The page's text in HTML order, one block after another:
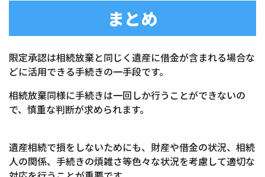
まとめ
限定承認は相続放棄と同じく遺産に借金が含まれる場合な
どに活用できる手続きの一手段です。
相続放棄同様に手続きは一回しか行うことができないの
で、慎重な判断が求められます。
遺産相続で損をしないためにも、財産や借金の状況、相続
人の関係、手続きの煩雑さ等色々な状況を考慮して適切な